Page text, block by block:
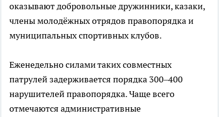
оказывают добровольные дружинники, казаки,
члены молодёжных отрядов правопорядка и
муниципальных спортивных клубов.
Еженедельно силами таких совместных
патрулей задерживается порядка 300–400
нарушителей правопорядка. Чаще всего
отмечаются административные